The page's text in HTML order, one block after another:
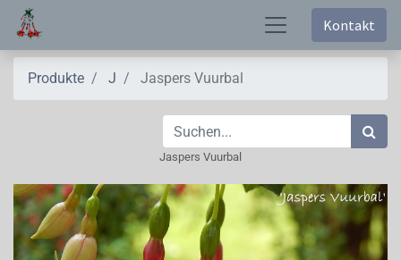
Kontakt
Produkte J Jaspers Vuurbal
Jaspers Vuurbal